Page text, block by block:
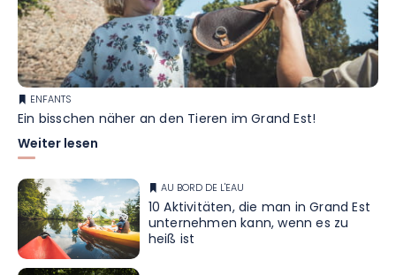
ENFANTS
Ein bisschen näher an den Tieren im Grand Est!
Weiter lesen
AU BORD DE L'EAU
10 Aktivitäten, die man in Grand Est
unternehmen kann, wenn es zu
heiß ist